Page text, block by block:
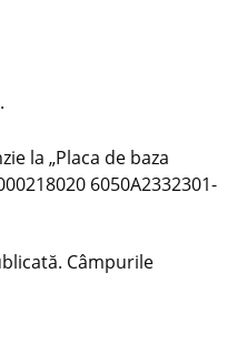
la „Placa de baza
6050A2332301-
Câmpurile